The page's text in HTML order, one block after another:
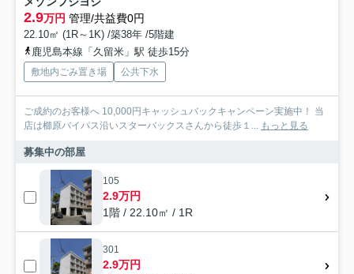
2.9万円 管理/共益費0円
22.10㎡ (1R～1K) /築38年 /5階建
鹿児島本線「久留米」駅 徒歩15分
敷地内ごみ置き場 公共下水
ご成約のお客様へ 10,000円キャッシュバックキャンペーン実施中！ 当
店は櫛原バイパス沿いスターバックスさんから徒歩１... もっと見る
募集中の部屋
105
2.9万円
1階 / 22.10㎡ / 1R
301
2.9万円